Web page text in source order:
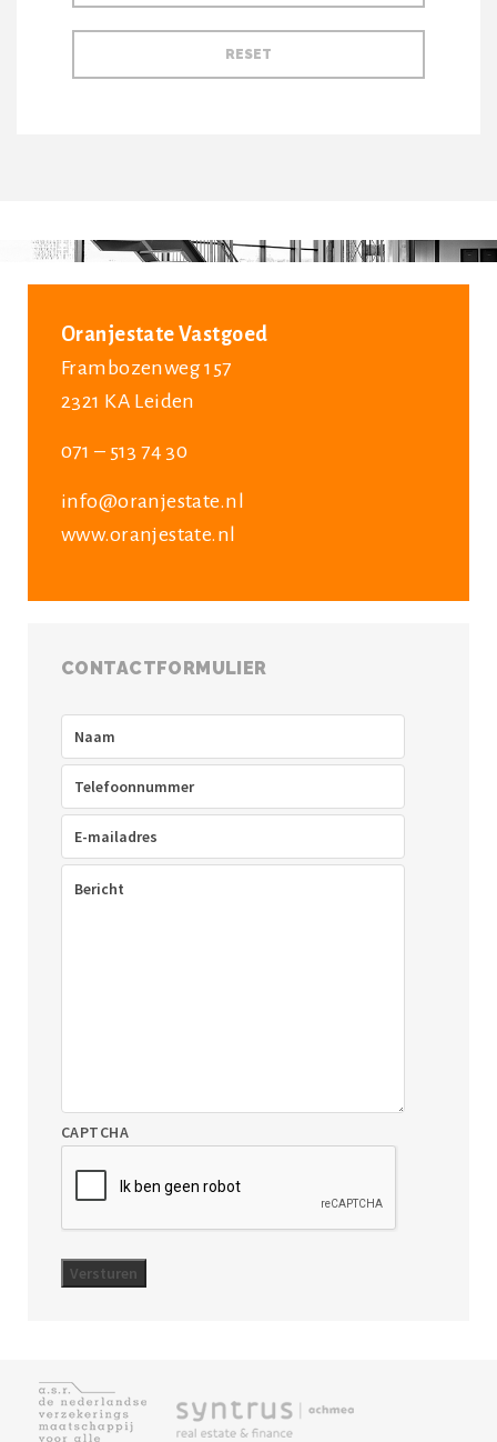
Oranjestate Vastgoed
Frambozenweg 157
2321 KA Leiden
071 – 513 74 30
info@oranjestate.nl
www.oranjestate.nl
CONTACTFORMULIER
Telefoon
mailadres(Vereist)
CAPTCHA